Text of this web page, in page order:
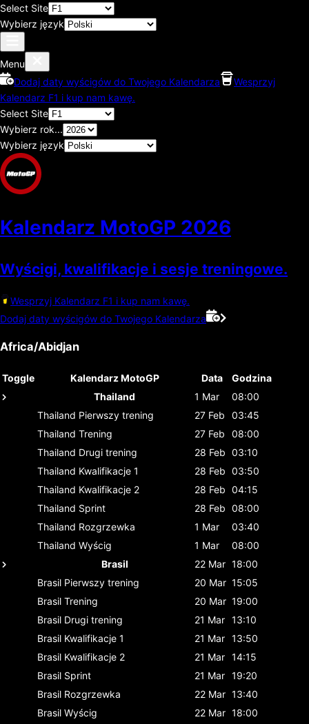
Select Site
Wybierz język
Menu
Dodaj daty wyścigów do Twojego Kalendarza
Wesprzyj
Kalendarz F1 i kup nam kawę.
Select Site
Wybierz rok...
Wybierz język
Kalendarz MotoGP 2026
Wyścigi, kwalifikacje i sesje treningowe.
Wesprzyj Kalendarz F1 i kup nam kawę.
Dodaj daty wyścigów do Twojego Kalendarza
Africa/Abidjan
Toggle Kalendarz MotoGP Data
Godzina
Thailand
1 Mar
08:00
Thailand Pierwszy trening 27 Feb
03:45
Thailand Trening 27 Feb
08:00
Thailand Drugi trening 28 Feb 03:10
Thailand Kwalifikacje 1 28 Feb 03:50
Thailand Kwalifikacje 2 28 Feb 04:15
Thailand Sprint 28 Feb 08:00
Thailand Rozgrzewka 1 Mar
03:40
Thailand Wyścig 1 Mar
08:00
Brasil
22 Mar 18:00
Brasil Pierwszy trening 20 Mar 15:05
Brasil Trening 20 Mar 19:00
Brasil Drugi trening 21 Mar 13:10
Brasil Kwalifikacje 1 21 Mar 13:50
Brasil Kwalifikacje 2 21 Mar 14:15
Brasil Sprint 21 Mar 19:20
Brasil Rozgrzewka 22 Mar 13:40
Brasil Wyścig 22 Mar 18:00